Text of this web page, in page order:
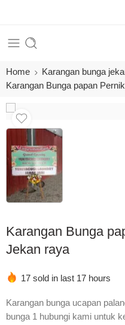
Home
Karangan bunga
Karangan Bunga papan
Karangan Bunga
Jekan raya
17 sold in last 17 hours
Karangan bunga ucapan
bunga 1 hubungi kami untuk